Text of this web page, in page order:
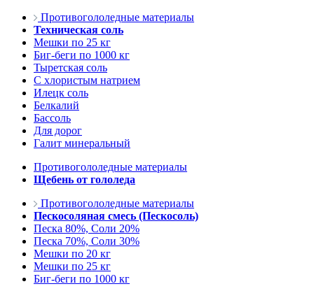
Противогололедные материалы
Техническая соль
Мешки по 25 кг
Биг-беги по 1000 кг
Тыретская соль
С хлористым натрием
Илецк соль
Белкалий
Бассоль
Для дорог
Галит минеральный
Противогололедные материалы
Щебень от гололеда
Противогололедные материалы
Пескосоляная смесь (Пескосоль)
Песка 80%, Соли 20%
Песка 70%, Соли 30%
Мешки по 20 кг
Мешки по 25 кг
Биг-беги по 1000 кг